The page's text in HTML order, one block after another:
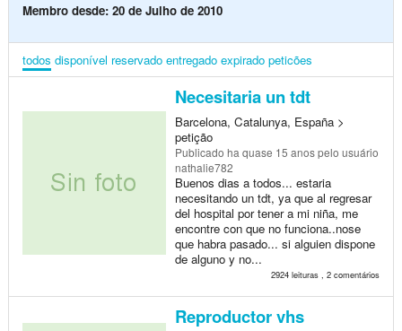
Membro desde: 20 de Julho de 2010
todos disponível reservado entregado expirado peticões
Necesitaria un tdt
Barcelona, Catalunya, España >
petição
Publicado ha quase 15 anospelo usuário
nathalie782
Buenos dias a todos... estaria
necesitando un tdt, ya que al regresar
del hospital por tener a mi niña, me
encontre con que no funciona..nose
que habra pasado... si alguien dispone
de alguno y no...
2924 leituras , 2 comentários
Reproductor vhs